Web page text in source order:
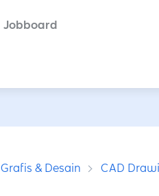
Jobboard
Grafis & Desain CAD